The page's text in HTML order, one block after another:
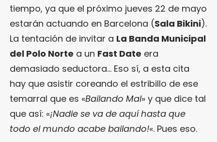
tiempo, ya que el próximo jueves 22 de mayo
estarán actuando en Barcelona (Sala Bikini).
La tentación de invitar a La Banda Municipal
del Polo Norte a un Fast Date era
demasiado seductora… Eso sí, a esta cita
hay que asistir coreando el estribillo de ese
temarral que es «Bailando Mal» y que dice tal
que así: «¡Nadie se va de aquí hasta que
todo el mundo acabe bailando!«. Pues eso.